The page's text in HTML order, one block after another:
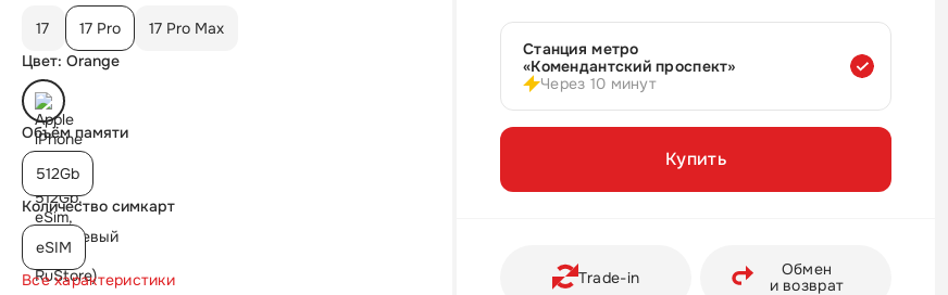
17 17 Pro
17 Pro Max
Цвет: Orange
Объём памяти
512Gb
Количество симкарт
eSIM
Все характеристики
Станция метро
«Комендантский проспект»
Через 10 минут
Купить
Trade-in
Обмен
и возврат